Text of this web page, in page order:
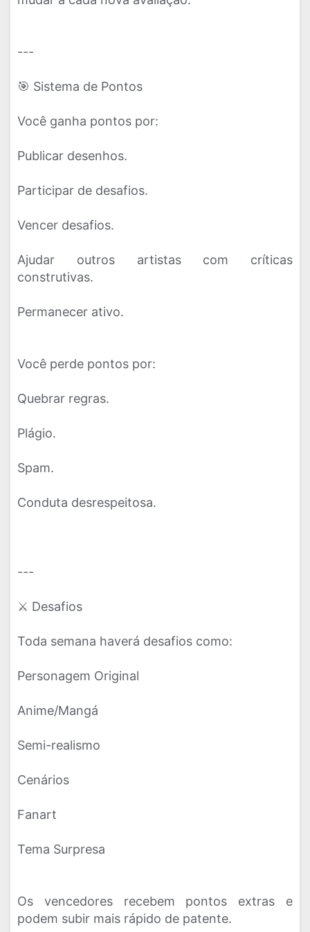
---
🎯 Sistema de Pontos
Você ganha pontos por:
Publicar desenhos.
Participar de desafios.
Vencer desafios.
Ajudar outros artistas com críticas
construtivas.
Permanecer ativo.
Você perde pontos por:
Quebrar regras.
Plágio.
Spam.
Conduta desrespeitosa.
---
⚔️ Desafios
Toda semana haverá desafios como:
Personagem Original
Anime/Mangá
Semi-realismo
Cenários
Fanart
Tema Surpresa
Os vencedores recebem pontos extras e
podem subir mais rápido de patente.